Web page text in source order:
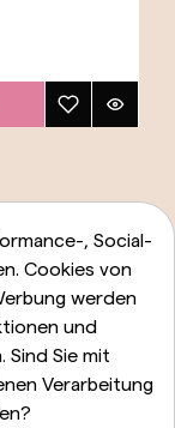
, Social-
Cookies von
werden
und
Sind Sie mit
Verarbeitung